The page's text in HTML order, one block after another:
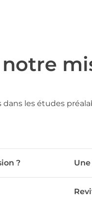
les études
?